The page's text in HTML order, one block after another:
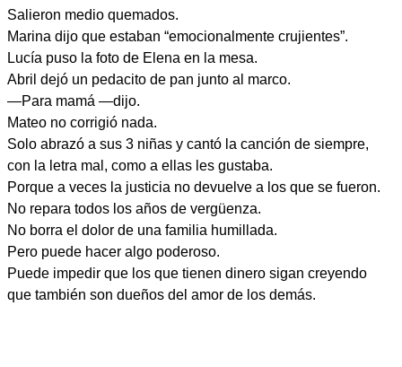
Salieron medio quemados.
Marina dijo que estaban “emocionalmente crujientes”.
Lucía puso la foto de Elena en la mesa.
Abril dejó un pedacito de pan junto al marco.
—Para mamá —dijo.
Mateo no corrigió nada.
Solo abrazó a sus 3 niñas y cantó la canción de siempre,
con la letra mal, como a ellas les gustaba.
Porque a veces la justicia no devuelve a los que se fueron.
No repara todos los años de vergüenza.
No borra el dolor de una familia humillada.
Pero puede hacer algo poderoso.
Puede impedir que los que tienen dinero sigan creyendo
que también son dueños del amor de los demás.